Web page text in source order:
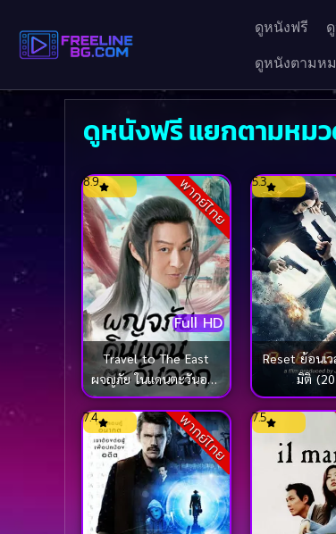
ดูหนังฟรี
ดูหนังตามห
ดูหนังฟรี แยกตามหม
พากย์ไทย
Full HD
8.9
Travel to The East
ผจญภัย ในแดนตะวันออก
(2023)
5.3
Reset ย้อนเ
มิติ
พากย์ไทย
7.4 7.5